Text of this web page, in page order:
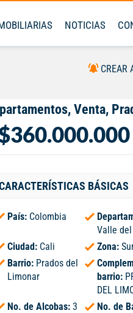
NOTICIAS
CREAR
Venta,
BÁSICAS
País: Colombia
Valle del
Ciudad: Cali Zona:
Barrio: Prados del
Limonar
barrio:
DEL
No. de Alcobas: 3 No. de